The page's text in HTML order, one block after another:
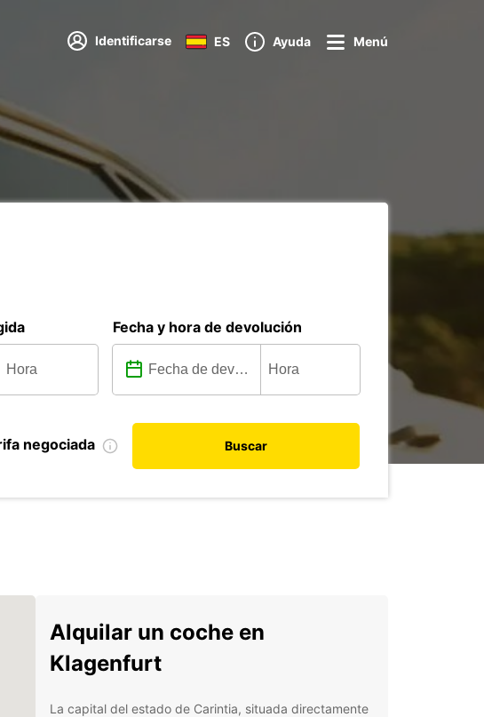
Identificarse ES Ayuda Menú
Fecha y hora de devolución
negociada Buscar
Alquilar un coche en
Klagenfurt
La capital del estado de Carintia, situada directamente